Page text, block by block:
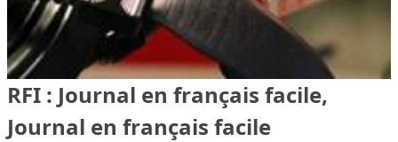
RFI : Journal en français facile,
Journal en français facile